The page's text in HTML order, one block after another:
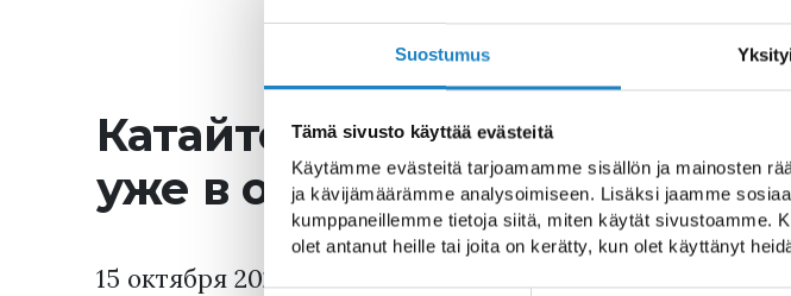
Suostumus
Tämä sivusto käyttää evästeitä
Käytämme evästeitä tarjoamamme sisällön ja mainosten
ja kävijämäärämme analysoimiseen. Lisäksi jaamme
kumppaneillemme tietoja siitä, miten käytät sivustoamme.
olet antanut heille tai joita on kerätty, kun olet käyttänyt
Катайтесь на лыжах в
уже в октябре
15 октября 2025 в городе Иматра в районе Уконниеми